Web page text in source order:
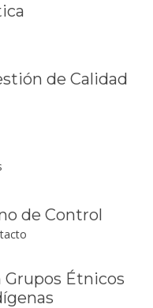
de Calidad
de Control
Étnicos